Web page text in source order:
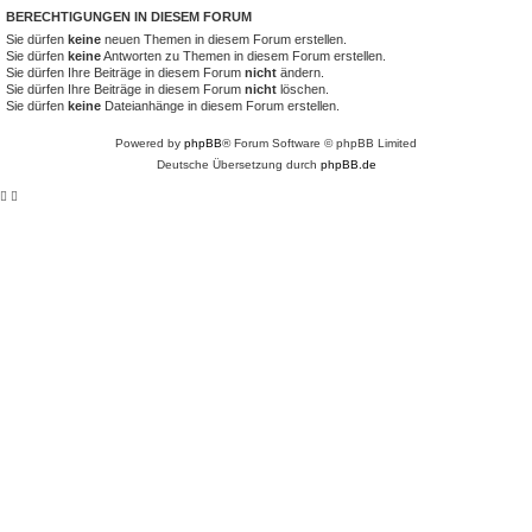
BERECHTIGUNGEN IN DIESEM FORUM
Sie dürfen keine neuen Themen in diesem Forum erstellen.
Sie dürfen keineAntworten zu Themen in diesem Forum erstellen.
Sie dürfen Ihre Beiträge in diesem Forum nicht ändern.
Sie dürfen Ihre Beiträge in diesem Forum nicht löschen.
Sie dürfen keine Dateianhänge in diesem Forum erstellen.
Powered by phpBB® Forum Software © phpBB Limited
Deutsche Übersetzung durch phpBB.de